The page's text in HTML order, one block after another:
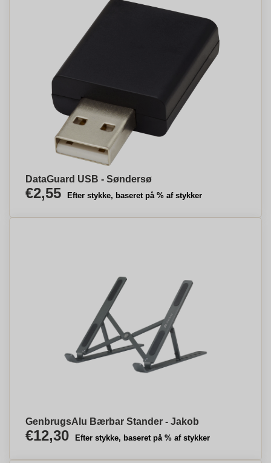
DataGuard USB - Søndersø
€2,55 Efter stykke, baseret på % af stykker
GenbrugsAlu Bærbar Stander - Jakob
€12,30 Efter stykke, baseret på % af stykker